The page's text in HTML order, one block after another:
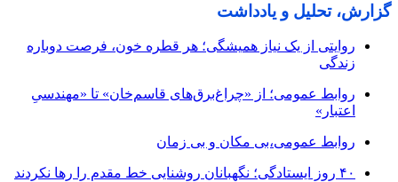
گزارش، تحلیل و یادداشت
روایتی از یک نیاز همیشگی؛ هر قطره خون، فرصت دوباره
زندگی
روابط عمومی؛ از «چراغ‌برق‌های قاسم‌خان» تا «مهندسیِ
اعتبار»
روابط عمومی،بی مکان و بی زمان
۴۰ روز ایستادگی؛ نگهبانان روشنایی خط مقدم را رها نکردند